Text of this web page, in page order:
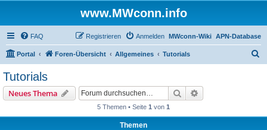
www.MWconn.info
FAQ APN-Database
MWconn-Wiki
Anmelden
Registrieren
Portal Foren-Übersicht Allgemeines Tutorials
Tutorials
Neues Thema Suche
5 Themen • Seite 1 von 1
Themen